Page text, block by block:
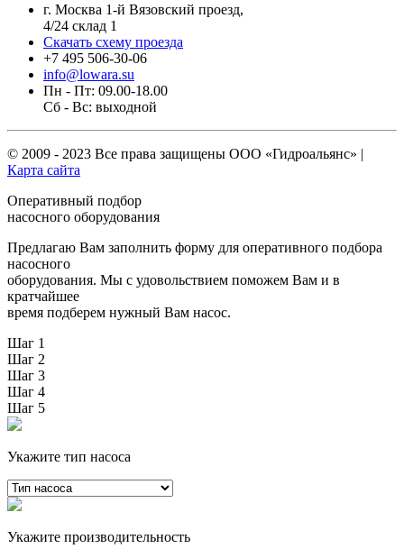
г. Москва 1-й Вязовский проезд,
4/24 склад 1
Скачать схему проезда
+7 495 506-30-06
info@lowara.su
Пн - Пт: 09.00-18.00
Сб - Вс: выходной
© 2009 - 2023 Все права защищены ООО «Гидроальянс» |
Карта сайта
Оперативный подбор
насосного оборудования
Предлагаю Вам заполнить форму для оперативного подбора
насосного
оборудования. Мы с удовольствием поможем Вам и в
кратчайшее
время подберем нужный Вам насос.
Шаг 1
Шаг 2
Шаг 3
Шаг 4
Шаг 5
Укажите тип насоса
Укажите производительность